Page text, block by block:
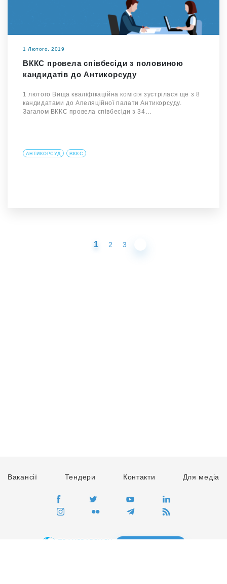
1 Лютого, 2019
ВККС провела співбесіди з половиною
кандидатів до Антикорсуду
1 лютого Вища кваліфікаційна комісія зустрілася ще з 8
кандидатами до Апеляційної палати Антикорсуду.
Загалом ВККС провела співбесіди з 34…
АНТИКОРСУД ВККС
1 2 3
Вакансії Тендери Контакти Для медіа